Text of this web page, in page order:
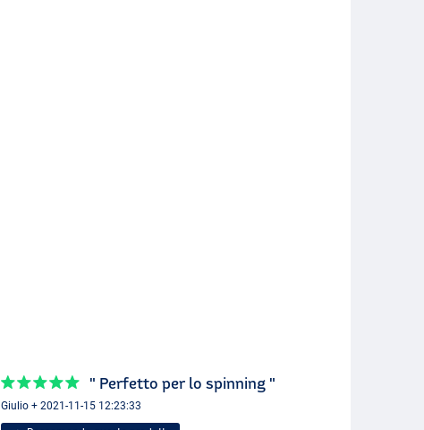
" Perfetto per lo spinning "
Giulio + 2021-11-15 12:23:33